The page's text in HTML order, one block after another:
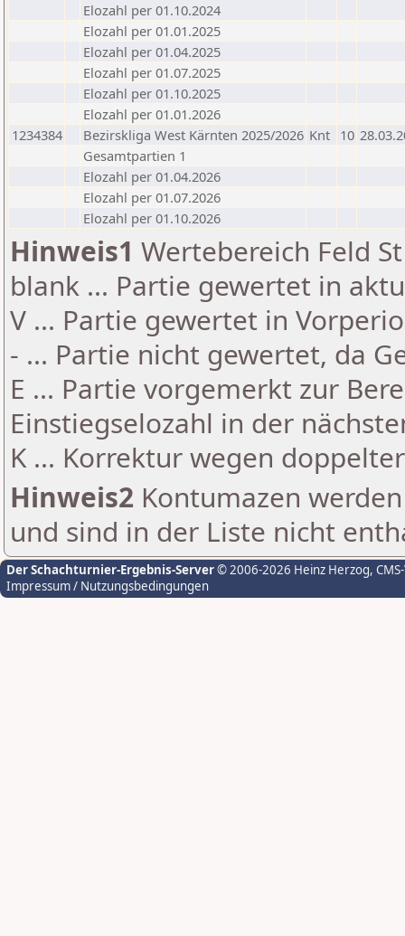
Elozahl per 01.10.2024
Elozahl per 01.01.2025
Elozahl per 01.04.2025
Elozahl per 01.07.2025
Elozahl per 01.10.2025
Elozahl per 01.01.2026
1234384
Bezirskliga West Kärnten 2025/2026 Knt 10
Gesamtpartien 1
Elozahl per 01.04.2026
Elozahl per 01.07.2026
Elozahl per 01.10.2026
Hinweis1 Wertebereich Feld
blank ... Partie gewertet in
V ... Partie gewertet in
- ... Partie nicht gewertet, da
E ... Partie vorgemerkt zur
Einstiegselozahl in der
K ... Korrektur wegen
Hinweis2 Kontumazen
und sind in der Liste nicht
Der Schachturnier-Ergebnis-Server© 2006-2026 Heinz Herzog,
Impressum / Nutzungsbedingungen